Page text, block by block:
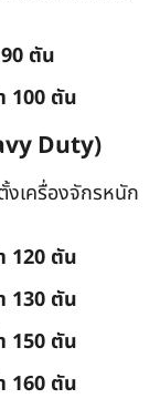
90 ตัน
100 ตัน
Duty)
งเครื่องจักรหนัก
120 ตัน
130 ตัน
150 ตัน
160 ตัน